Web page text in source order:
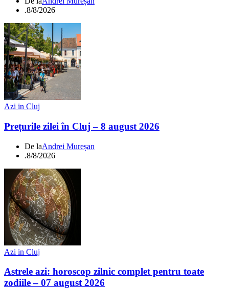
.8/8/2026
Azi in Cluj
Prețurile zilei în Cluj – 8 august 2026
De laAndrei Mureșan
.8/8/2026
Azi in Cluj
Astrele azi: horoscop zilnic complet pentru toate
zodiile – 07 august 2026